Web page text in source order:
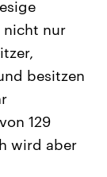
Lage und
der
Hamas
2023 auf Israel
wieder die Gewalt
die Hamas
vom Iran
nicht nur
besitzen
129
wird aber